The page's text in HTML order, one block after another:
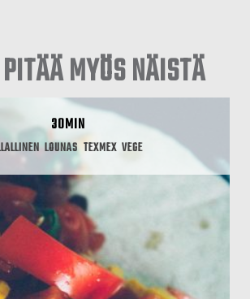
MYÖS NÄISTÄ
30MIN
LOUNAS TEXMEX VEGE